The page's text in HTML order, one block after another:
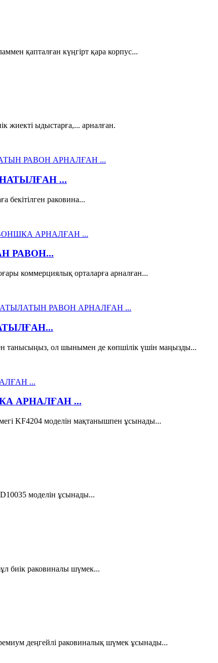
қапталған күңгірт қара корпус...
жиекті ыдыстарға,... арналған.
...
бекітілген раковина...
РАВОН...
коммерциялық орталарға арналған...
танысыңыз, ол шынымен де көпшілік үшін маңызды...
АРНАЛҒАН ...
KF4204 моделін мақтанышпен ұсынады...
моделін ұсынады...
биік раковиналы шүмек...
деңгейлі раковиналық шүмек ұсынады...